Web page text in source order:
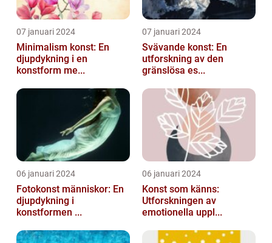
07 januari 2024
Minimalism konst: En
djupdykning i en
konstform me...
07 januari 2024
Svävande konst: En
utforskning av den
gränslösa es...
06 januari 2024
Fotokonst människor: En
djupdykning i
konstformen ...
06 januari 2024
Konst som känns:
Utforskningen av
emotionella uppl...